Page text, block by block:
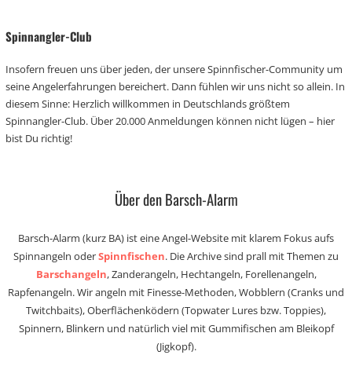
Spinnangler-Club
Insofern freuen uns über jeden, der unsere Spinnfischer-Community um
seine Angelerfahrungen bereichert. Dann fühlen wir uns nicht so allein. In
diesem Sinne: Herzlich willkommen in Deutschlands größtem
Spinnangler-Club. Über 20.000 Anmeldungen können nicht lügen – hier
bist Du richtig!
Über den Barsch-Alarm
Barsch-Alarm (kurz BA) ist eine Angel-Website mit klarem Fokus aufs
Spinnangeln oderSpinnfischen. Die Archive sind prall mit Themen zu
Barschangeln, Zanderangeln, Hechtangeln, Forellenangeln,
Rapfenangeln. Wir angeln mit Finesse-Methoden, Wobblern (Cranks und
Twitchbaits), Oberflächenködern (Topwater Lures bzw. Toppies),
Spinnern, Blinkern und natürlich viel mit Gummifischen am Bleikopf
(Jigkopf).